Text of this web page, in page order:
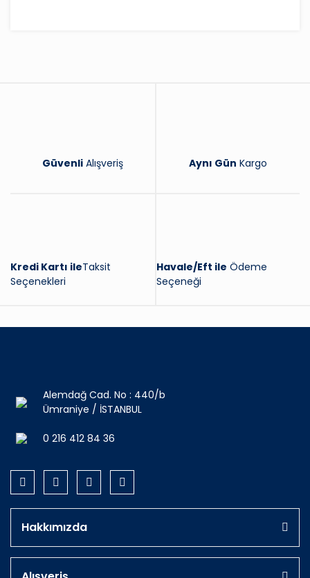
Güvenli Alışveriş Aynı Gün Kargo
Kredi Kartı ileTaksit
Seçenekleri
Havale/Eft ile Ödeme
Seçeneği
Alemdağ Cad. No : 440/b
Ümraniye / İSTANBUL
0 216 412 84 36
Hakkımızda